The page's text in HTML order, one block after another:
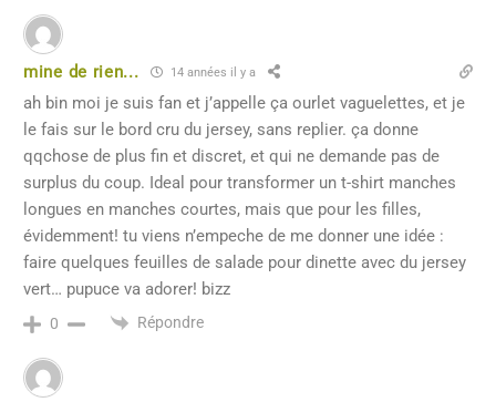
mine de rien... 14 années il y a
ah bin moi je suis fan et j’appelle ça ourlet vaguelettes, et je
le fais sur le bord cru du jersey, sans replier. ça donne
qqchose de plus fin et discret, et qui ne demande pas de
surplus du coup. Ideal pour transformer un t-shirt manches
longues en manches courtes, mais que pour les filles,
évidemment! tu viens n’empeche de me donner une idée :
faire quelques feuilles de salade pour dinette avec du jersey
vert… pupuce va adorer! bizz
0 Répondre